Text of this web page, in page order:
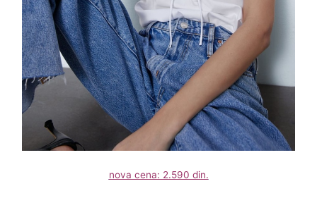
nova cena: 2.590 din.